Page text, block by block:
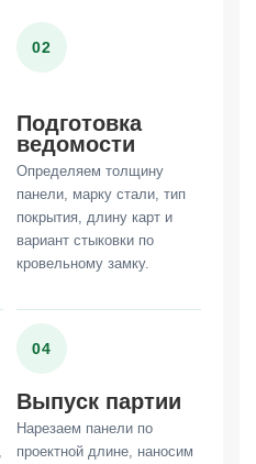
02
Подготовка
ведомости
Определяем толщину
панели, марку стали, тип
покрытия, длину карт и
вариант стыковки по
кровельному замку.
04
Выпуск партии
Нарезаем панели по
проектной длине, наносим